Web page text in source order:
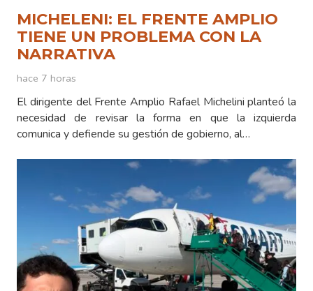
MICHELENI: EL FRENTE AMPLIO
TIENE UN PROBLEMA CON LA
NARRATIVA
hace 7 horas
El dirigente del Frente Amplio Rafael Michelini planteó la
necesidad de revisar la forma en que la izquierda
comunica y defiende su gestión de gobierno, al…